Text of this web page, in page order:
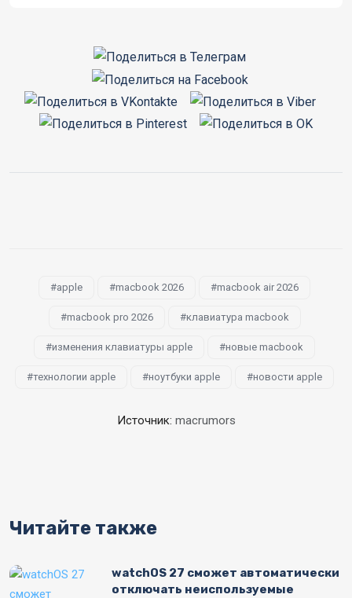
apple macbook 2026 macbook air 2026
macbook pro 2026 клавиатура macbook
изменения клавиатуры apple новые macbook
технологии apple ноутбуки apple новости apple
Источник: macrumors
Читайте также
watchOS 27 сможет автоматически
отключать неиспользуемые